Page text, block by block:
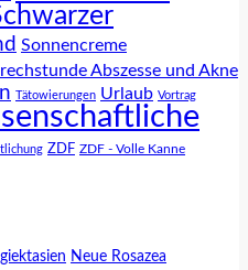
Sonnencreme
Abszesse und Akne
Tätowierungen Urlaub Vortrag
ZDF ZDF - Volle Kanne
Neue Rosazea